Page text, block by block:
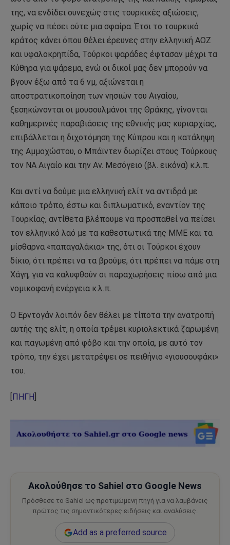
της, να ενδίδει συνεχώς στις τουρκικές αξιώσεις,
χωρίς να πέσει ούτε μια σφαίρα. Έτσι το τουρκικό
κράτος κάνει όπου θέλει έρευνες στην ελληνική ΑΟΖ
και υφαλοκρηπίδα, Τούρκοι ψαράδες έφτασαν μέχρι τα
Κύθηρα για ψάρεμα, ενώ οι δικοί μας δεν μπορούν να
βγουν έξω από τα 6 νμ, αξιώνεται η
αποστρατικοποίηση των νησιών του Αιγαίου,
ξεσηκώνονται οι μουσουλμάνοι της Θράκης, γίνονται
καθημερινές παραβιάσεις της εθνικής μας κυριαρχίας,
επιβάλλεται η διχοτόμηση της Κύπρου και η κατάληψη
της Αμμοχώστου, ο Μπάϊντεν δωρίζει στους Τούρκους
τον ΝΑ Αιγαίο και την Αν. Μεσόγειο (βλ. εικόνα) κ.λ.π.
Και αντί να δούμε μια ελληνική ελίτ να αντιδρά με
κάποιο τρόπο, έστω και διπλωματικό, εναντίον της
Τουρκίας, αντίθετα βλέπουμε να προσπαθεί να πείσει
τον ελληνικό λαό με τα καθεστωτικά της ΜΜΕ και τα
μίσθαρνα «παπαγαλάκια» της, ότι οι Τούρκοι έχουν
δίκιο, ότι πρέπει να τα βρούμε, ότι πρέπει να πάμε στη
Χάγη, για να καλυφθούν οι παραχωρήσεις πίσω από μια
νομικοφανή ενέργεια κ.λ.π.
Ο Ερντογάν λοιπόν δεν θέλει με τίποτα την ανατροπή
αυτής της ελίτ, η οποία τρέμει κυριολεκτικά ζαρωμένη
και παγωμένη από φόβο και την οποία, με αυτό τον
τρόπο, την έχει μετατρέψει σε πειθήνιο «γιουσουφάκι»
του.
ΠΗΓΗ
Ακολούθησε το Sahiel στο Google News
Πρόσθεσε το Sahiel ως προτιμώμενη πηγή για να λαμβάνεις
πρώτος τις σημαντικότερες ειδήσεις και αναλύσεις.
Add as a preferred source